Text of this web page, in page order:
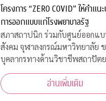
โครงการ “ZERO COVID” ให้คำแน
การออกแบบแก่โรงพยาบาลรัฐ
สภาสถาปนิก ร่วมกับศูนย์ออกแ
สังคม จุฬาลงกรณ์มหาวิทยาลัย
บุคลากรทางด้านวิชาชีพสถาปัต
และการออกแบบในสาขาต่างๆ
โครงการ “ZERO COVID” เพื่อ
ช่วยเหลือด้านการออกแบบแก่โร
อ่านเพิ่มเติม